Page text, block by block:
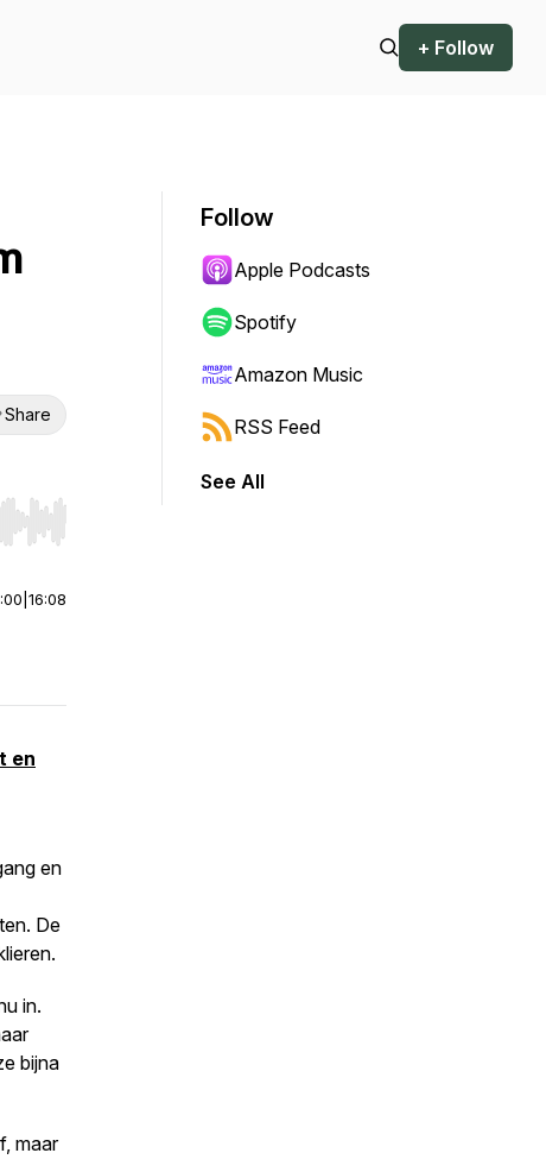
+ Follow
Share
end. Hold shift to jump forward or backward.
16:08
en
en
De
in.
bijna
maar
Follow
Apple Podcasts
Spotify
Amazon Music
RSS Feed
See All